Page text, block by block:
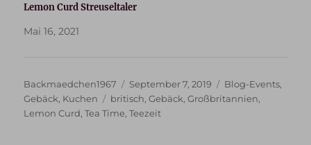
Lemon Curd Streuseltaler
Mai 16, 2021
Autor
Backmaedchen1967
Veröffentlicht
am
September 7, 2019 Kategorien
Blog-Events,
Gebäck, Kuchen Schlagwörter
britisch,Gebäck,Großbritannien,
Lemon Curd,Tea Time,Teezeit